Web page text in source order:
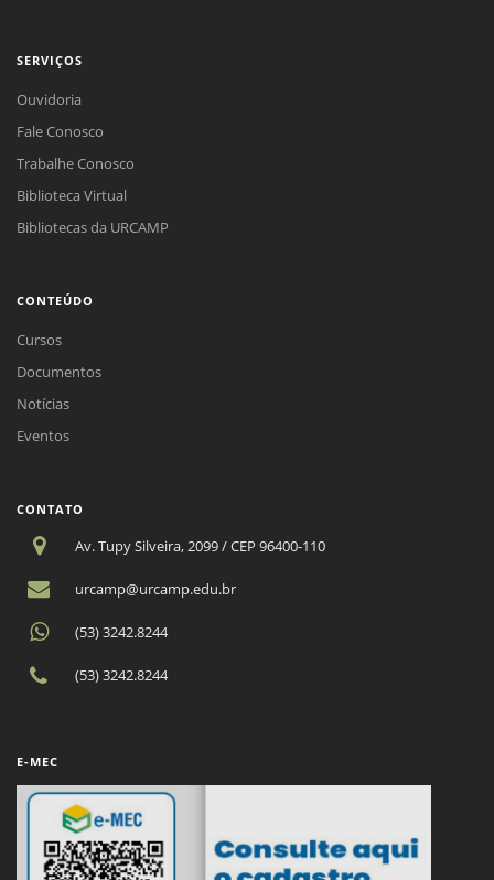
SERVIÇOS
Ouvidoria
Fale Conosco
Trabalhe Conosco
Biblioteca Virtual
Bibliotecas da URCAMP
CONTEÚDO
Cursos
Documentos
Notícias
Eventos
CONTATO
Av. Tupy Silveira, 2099 / CEP 96400-110
urcamp@urcamp.edu.br
(53) 3242.8244
(53) 3242.8244
E-MEC